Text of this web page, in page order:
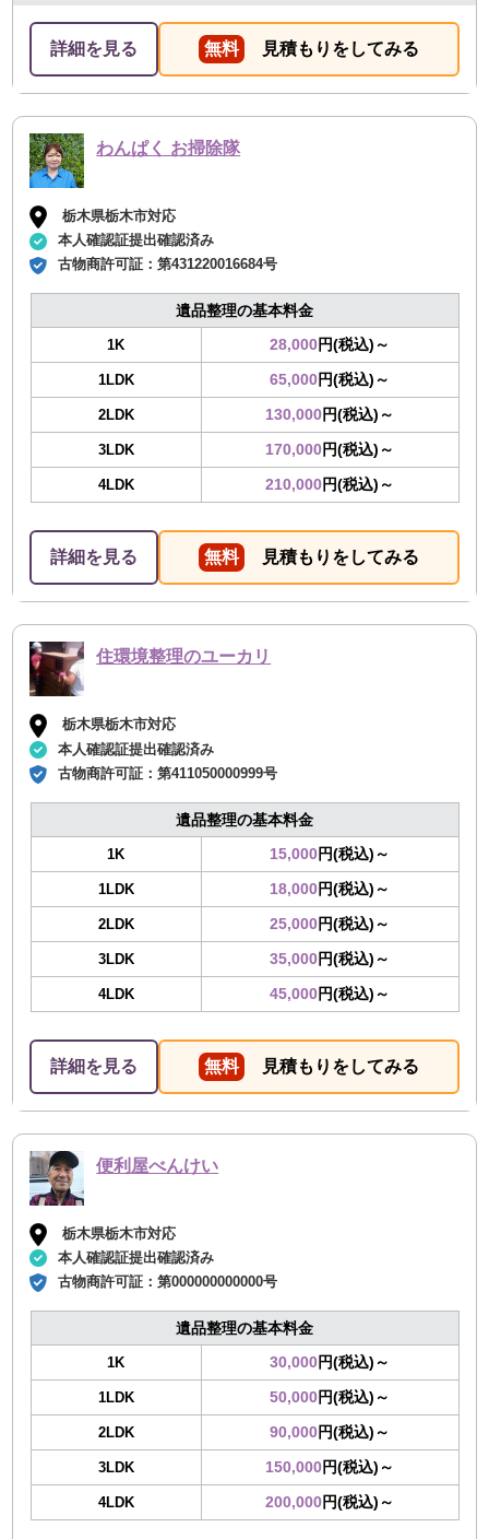
詳細を見る 無料 見積もりをしてみる
わんぱく お掃除隊
栃木県栃木市対応
本人確認証提出確認済み
古物商許可証：第431220016684号
遺品整理の基本料金
1K 28,000円(税込)～
1LDK 65,000円(税込)～
2LDK 130,000円(税込)～
3LDK 170,000円(税込)～
4LDK 210,000円(税込)～
詳細を見る 無料 見積もりをしてみる
住環境整理のユーカリ
栃木県栃木市対応
本人確認証提出確認済み
古物商許可証：第411050000999号
遺品整理の基本料金
1K 15,000円(税込)～
1LDK 18,000円(税込)～
2LDK 25,000円(税込)～
3LDK 35,000円(税込)～
4LDK 45,000円(税込)～
詳細を見る 無料 見積もりをしてみる
便利屋べんけい
栃木県栃木市対応
本人確認証提出確認済み
古物商許可証：第000000000000号
遺品整理の基本料金
1K 30,000円(税込)～
1LDK 50,000円(税込)～
2LDK 90,000円(税込)～
3LDK 150,000円(税込)～
4LDK 200,000円(税込)～